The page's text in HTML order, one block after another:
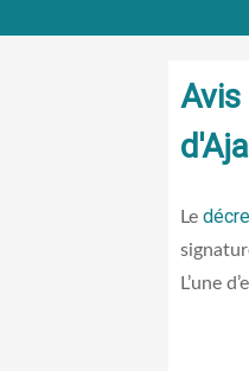
Le
L’une